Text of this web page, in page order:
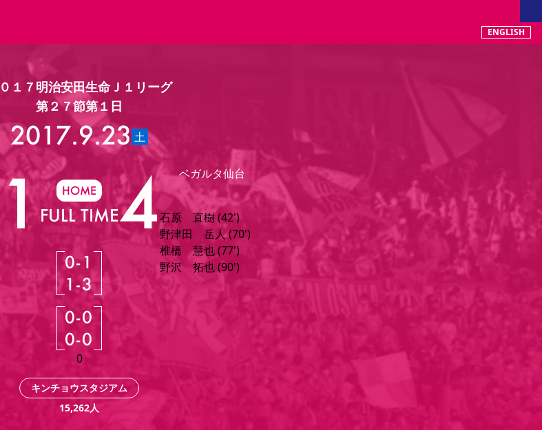
ハナサカプレーヤー
ーズンシート 福祉サービス
&ルール
よくある質問
デアちょうだいな
応援商店街
POSITIVE LEAGUES
ポーツパーク舞洲
大人のサッカースクール
ケット
会員規定
ナー スポーツクラブ メディア
ENGLISH
１７明治安田生命Ｊ１リーグ
第２７節第１日
2017.9.23 土
HOME
FULL TIME4
0-1
1-3
0-0
0-0
0
ベガルタ仙台
石原 直樹
70'
77'
キンチョウスタジアム
15,262人